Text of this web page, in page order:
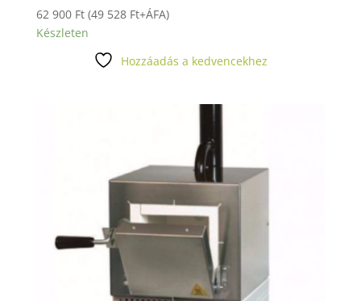
62 900 Ft (49 528 Ft+ÁFA)
Készleten
Hozzáadás a kedvencekhez